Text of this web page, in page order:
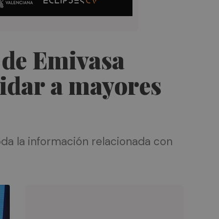
Emivasa
a mayores
la información relacionada con